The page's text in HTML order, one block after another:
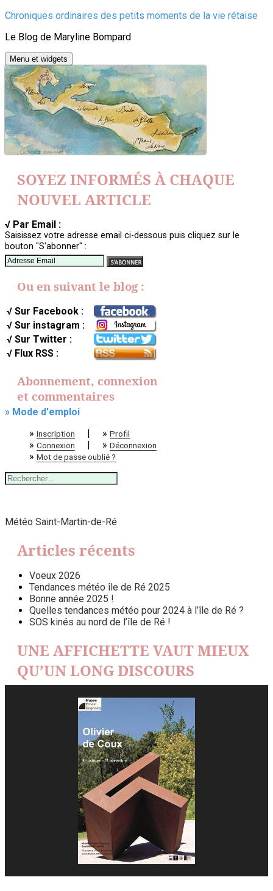
Aller
contenu
Chroniques ordinaires des petits moments de la vie rétaise
Le Blog de Maryline Bompard
Menu et widgets
SOYEZ INFORMÉS À CHAQUE
NOUVEL ARTICLE
√ Par Email :
Saisissez votre adresse email ci-dessous puis cliquez sur le
bouton "S'abonner" :
Ou en suivant le blog :
√ Sur Facebook :
√ Sur instagram :
√ Sur Twitter :
√ Flux RSS :
Abonnement, connexion
et commentaires
» Mode d'emploi
» Inscription | » Profil
» Connexion | » Déconnexion
» Mot de passe oublié ?
Rechercher :
Météo Saint-Martin-de-Ré
Articles récents
Voeux 2026
Tendances météo île de Ré 2025
Bonne année 2025 !
Quelles tendances météo pour 2024 à l’île de Ré ?
SOS kinés au nord de l’île de Ré !
UNE AFFICHETTE VAUT MIEUX
QU’UN LONG DISCOURS